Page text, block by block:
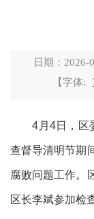
日期： 2026-
【字体:
4月4日，区委
查督导清明节期
腐败问题工作。
区长李斌参加检